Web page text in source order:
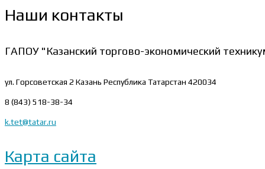
Наши контакты
ГАПОУ "Казанский торгово-экономический
ул. Горсоветская 2 Казань Республика Татарстан 420034
8 (843) 518-38-34
k.tet@tatar.ru
Карта сайта